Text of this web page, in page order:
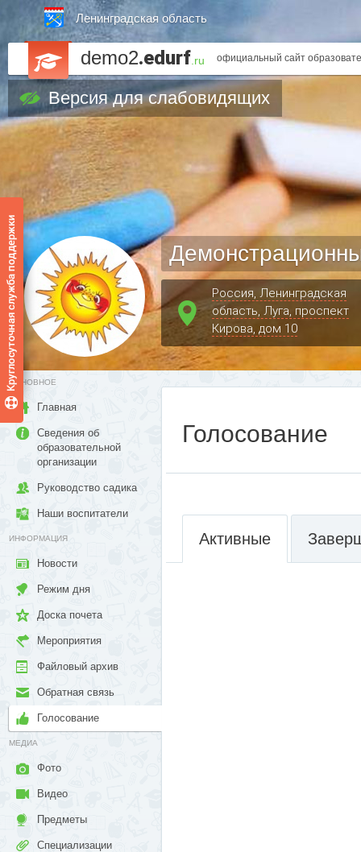
Ленинградская область
demo2.edurf .ru официальный сайт
Версия для слабовидящих
Россия, Ленинградская
область, Луга, проспект
Кирова, дом 10
ОСНОВНОЕ
Главная
Сведения об
образовательной
организации
Руководство садика
Наши воспитатели
ИНФОРМАЦИЯ
Новости
Режим дня
Доска почета
Мероприятия
Файловый архив
Обратная связь
Голосование
МЕДИА
Фото
Видео
Предметы
Специализации
Голосование
Активные